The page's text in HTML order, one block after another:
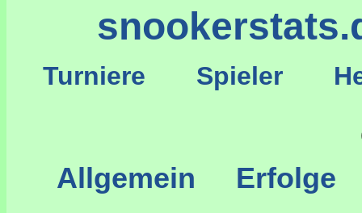
Turniere Spieler
Allgemein Erfolge